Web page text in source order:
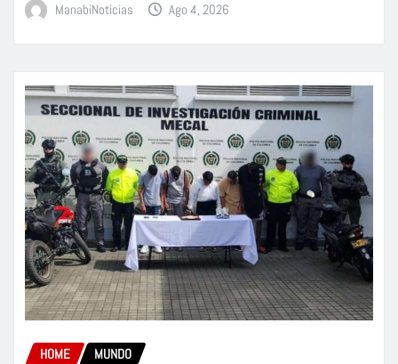
ManabiNoticias Ago 4, 2026
HOME MUNDO